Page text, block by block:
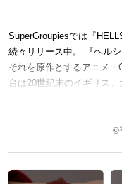
SuperGroupiesでは『
続々リリース中。 『ヘル
それを原作とするアニメ
台は20世紀末のイギリス
SING機関」は頻発する吸
に封印されていた吸血鬼
インテグラやアーカードの
©